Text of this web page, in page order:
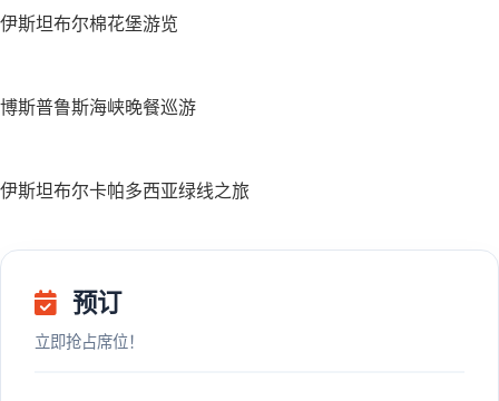
伊斯坦布尔棉花堡游览
博斯普鲁斯海峡晚餐巡游
伊斯坦布尔卡帕多西亚绿线之旅
预订
立即抢占席位！